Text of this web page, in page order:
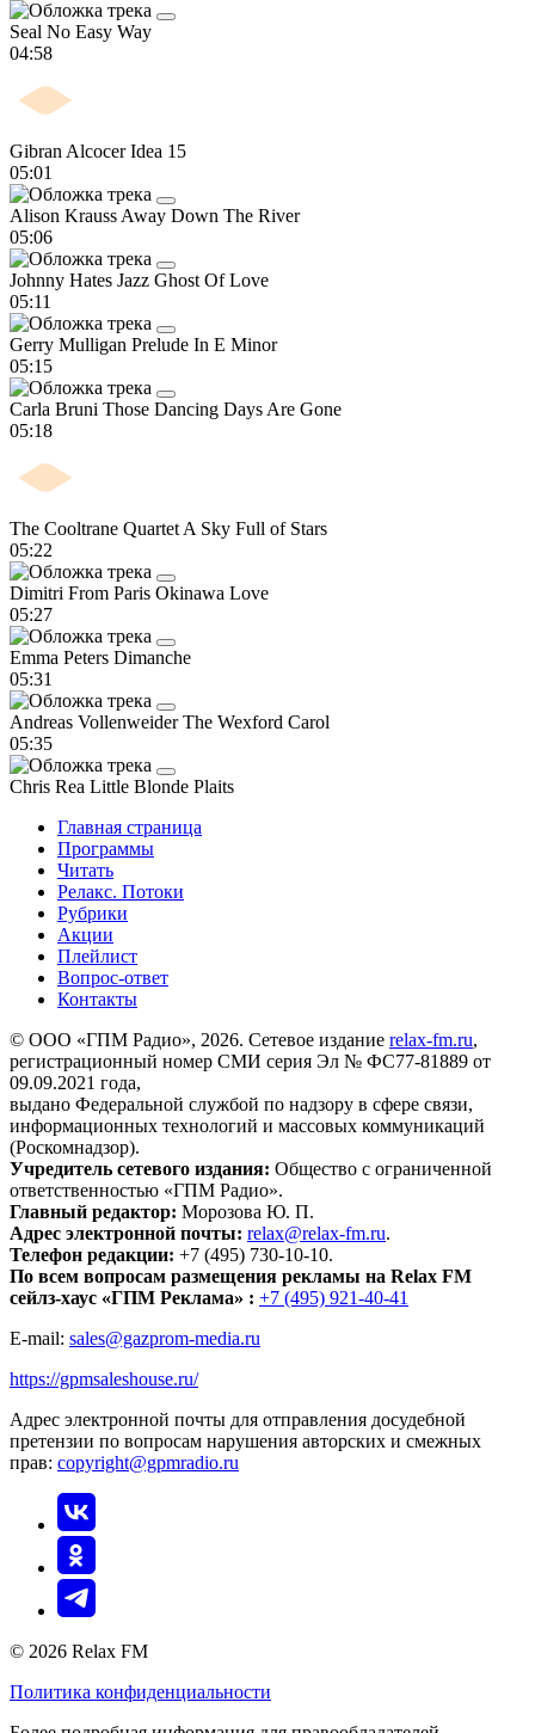
Seal No Easy Way
04:58
Gibran AlcocerIdea 15
05:01
Alison Krauss Away Down The River
05:06
Johnny Hates Jazz Ghost Of Love
05:11
Gerry Mulligan Prelude In E Minor
05:15
Carla Bruni Those Dancing Days Are Gone
05:18
The Cooltrane Quartet A Sky Full of Stars
05:22
Dimitri From Paris Okinawa Love
05:27
Emma Peters Dimanche
05:31
Andreas VollenweiderThe Wexford Carol
05:35
Chris Rea Little Blonde Plaits
Главная страница
Программы
Читать
Релакс. Потоки
Рубрики
Акции
Плейлист
Вопрос-ответ
Контакты
© ООО «ГПМ Радио», 2026. Сетевое издание relax-fm.ru,
регистрационный номер СМИ серия Эл № ФС77-81889 от
09.09.2021 года,
выдано Федеральной службой по надзору в сфере связи,
информационных технологий и массовых коммуникаций
(Роскомнадзор).
Учредитель сетевого издания: Общество с ограниченной
ответственностью «ГПМ Радио».
Главный редактор: Морозова Ю. П.
Адрес электронной почты: relax@relax-fm.ru.
Телефон редакции: +7 (495) 730-10-10.
По всем вопросам размещения рекламы на Relax FM
сейлз-хаус «ГПМ Реклама» : +7 (495) 921-40-41
E-mail: sales@gazprom-media.ru
https://gpmsaleshouse.ru/
Адрес электронной почты для отправления досудебной
претензии по вопросам нарушения авторских и смежных
прав: copyright@gpmradio.ru
© 2026 Relax FM
Политика конфиденциальности